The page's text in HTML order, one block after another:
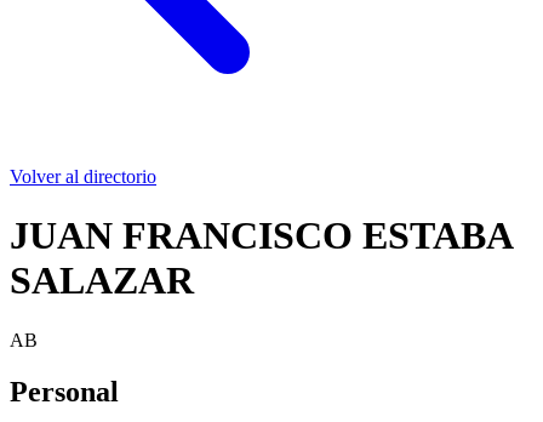
Volver al directorio
JUAN FRANCISCO ESTABA
SALAZAR
AB
Personal